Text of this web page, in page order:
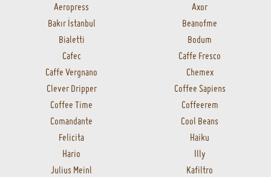
Aeropress
Axor
Bakır İstanbul
Beanofme
Bialetti
Bodum
Cafec
Caffe Fresco
Caffe Vergnano
Chemex
Clever Dripper
Coffee Sapiens
Coffee Time
Coffeerem
Comandante
Cool Beans
Felicita
Haiku
Hario
Illy
Julius Meinl
Kafiltro